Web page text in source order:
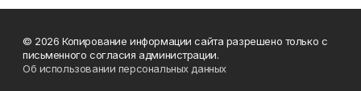
© 2026 Копирование информации сайта разрешено только с
письменного согласия администрации.
Об использовании персональных данных